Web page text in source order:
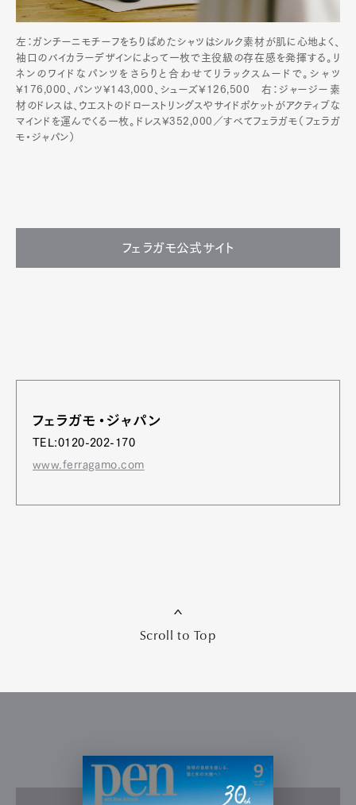
左：ガンチーニモチーフをちりばめたシャツはシルク素材が肌に心地よく、
袖口のバイカラーデザインによって一枚で主役級の存在感を発揮する。リ
ネンのワイドなパンツをさらりと合わせてリラックスムードで。シャツ
¥176,000、パンツ¥143,000、シューズ¥126,500 右：ジャージー素
材のドレスは、ウエストのドローストリングスやサイドポケットがアクティブな
マインドを運んでくる一枚。ドレス¥352,000／すべてフェラガモ（フェラガ
モ・ジャパン）
フェラガモ公式サイト
フェラガモ・ジャパン
TEL:0120-202-170
www.ferragamo.com
Scroll to Top